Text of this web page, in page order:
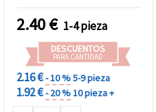
2.40€ 1-4 pieza
DESCUENTOS
PARA CANTIDAD
2.16 €- 10 %5-9 pieza
1.92 €- 20 %10 pieza +